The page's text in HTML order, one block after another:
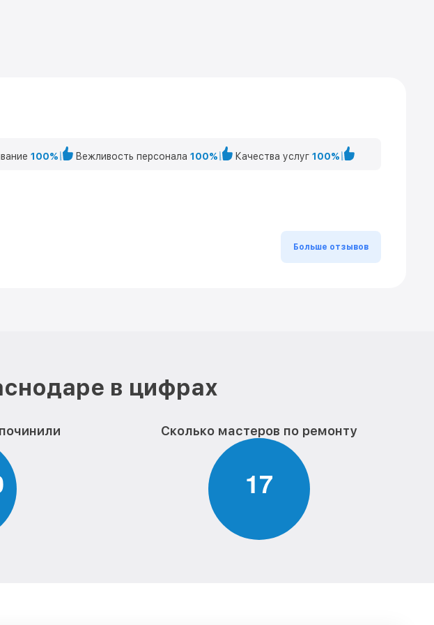
100% Вежливость персонала 100% Качества услуг 100%
Больше отзывов
в цифрах
Сколько мастеров по ремонту
17